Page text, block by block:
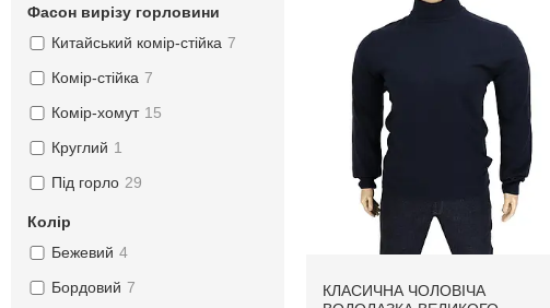
КЛАСИЧНА ЧОЛОВІЧА
Фасон вирізу горловини
Китайський комір-стійка 7
Комір-стійка 7
Комір-хомут 15
Круглий 1
Під горло 29
Колір
Бежевий 4
Бордовий 7